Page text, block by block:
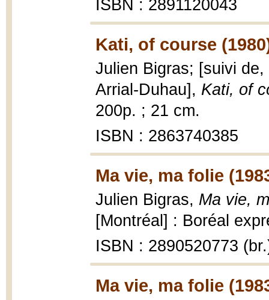
ISBN : 2891120043
Kati, of course
Julien Bigras; [suivi
Arrial-Duhau], Kati, of
200p. ; 21 cm.
ISBN : 2863740385
Ma vie, ma folie
Julien Bigras, Ma vie,
[Montréal] : Boréal
ISBN : 2890520773
Ma vie, ma folie